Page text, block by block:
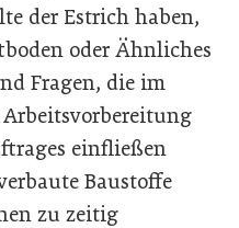
der Estrich haben,
oder Ähnliches
Fragen, die im
einfließen
Baustoffe
zu zeitig